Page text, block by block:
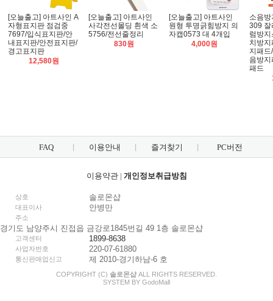
[오늘출고] 아트사인 A
자형표지판 점검중
7697/입식표지판/안
내표지판/안전표지판/
경고표지판
12,580원
[오늘출고] 아트사인
사각전선몰딩 흰색 소
5756/전선줄정리
830원
[오늘출고] 아트사인
원형 투명긁힘방지 의
자캡0573 대 4개입
4,000원
소음
309 잘
럼방
치방
지패
음방
패드
FAQ 이용안내 즐겨찾기 PC버전
이용약관| 개인정보취급방침
상호 솔로몬샵
대표이사 안병만
주소
경기도 남양주시 진접읍 금강로1845번길 49 1층 솔로몬샵
고객센터 1899-8638
사업자번호 220-07-61880
통신판매업신고 제 2010-경기하남-6 호
COPYRIGHT (C) 솔로몬샵 ALL RIGHTS RESERVED.
SYSTEM BY GodoMall